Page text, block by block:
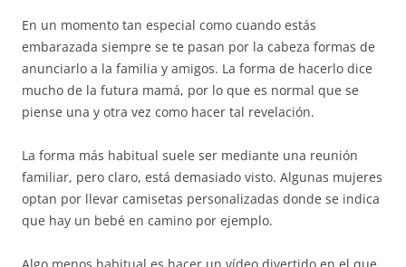
En un momento tan especial como cuando estás
embarazada siempre se te pasan por la cabeza formas de
anunciarlo a la familia y amigos. La forma de hacerlo dice
mucho de la futura mamá, por lo que es normal que se
piense una y otra vez como hacer tal revelación.
La forma más habitual suele ser mediante una reunión
familiar, pero claro, está demasiado visto. Algunas mujeres
optan por llevar camisetas personalizadas donde se indica
que hay un bebé en camino por ejemplo.